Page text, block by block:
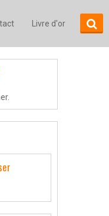
Livre d'or